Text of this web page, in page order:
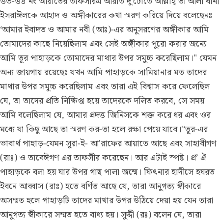
ইসরাঈলকে আহাদ ও অঙ্গীকারের কথা স্মরণ করিয়ে দিয়ে বলেছেনঃ
‘আমার ইবাদত ও আমার নবী (আঃ)-এর অনুসরণের অঙ্গীকার আমি
তোমাদের কাছে নিয়েছিলাম এবং সেই অঙ্গীকার পুরো করার জন্যে
আমি তূর পাহাড়কে তোমাদের মাথার উপর সমুচ্চ করেছিলাম।" যেমন
অন্য জায়গায় রয়েছেঃ যখন আমি পাহাড়কে সামিয়ানার মত তাদের
মাথার উপর সমুচ্চ করেছিলাম এবং তারা এই বিশ্বাস করে ফেলেছিল
যে, তা তাদের প্রতি নিক্ষিপ্ত হয়ে তাদেরকে দলিত করবে, সে সময়
আমি বলেছিলাম যে, আমার প্রদত্ত জিনিসকে শক্ত করে ধর এবং ওর
মধ্যে যা কিছু আছে তা স্মরণ কর-তা হলে রক্ষা পেয়ে যাবে।'‘তূর-এর
ভাবার্থ পাহাড়-যেমন সূরা-ই- আ'রাফের আয়াতে আছে এবং সাহাবীগণ
(রাঃ) ও তাবেঈগণ এর তাফসীর করেছেন। আর এটাই স্পষ্ট। প্র’ ঐ
পাহাড়কে বলা হয় যার উপর গাছ পালা জন্মে। ফিৎনার হাদীসে হযরত
ইবনে আব্বাস (রাঃ) হতে বর্ণিত আছে যে, তারা আনুগত্য স্বীকারে
অসম্মত হলে পাহাড়টি তাদের মাথার উপর উঠিয়ে দেয়া হয় যেন তারা
আনুগত্য স্বীকারে সম্মত হতে বাধ্য হয়। সুদ্দী (রঃ) বলেন যে, তারা